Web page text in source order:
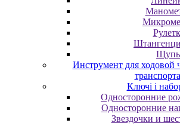
Инструмент для ходовой
транспорта
Ключі і
Oднocтopoнниe
Oднocтopoнниe
Звездочки и